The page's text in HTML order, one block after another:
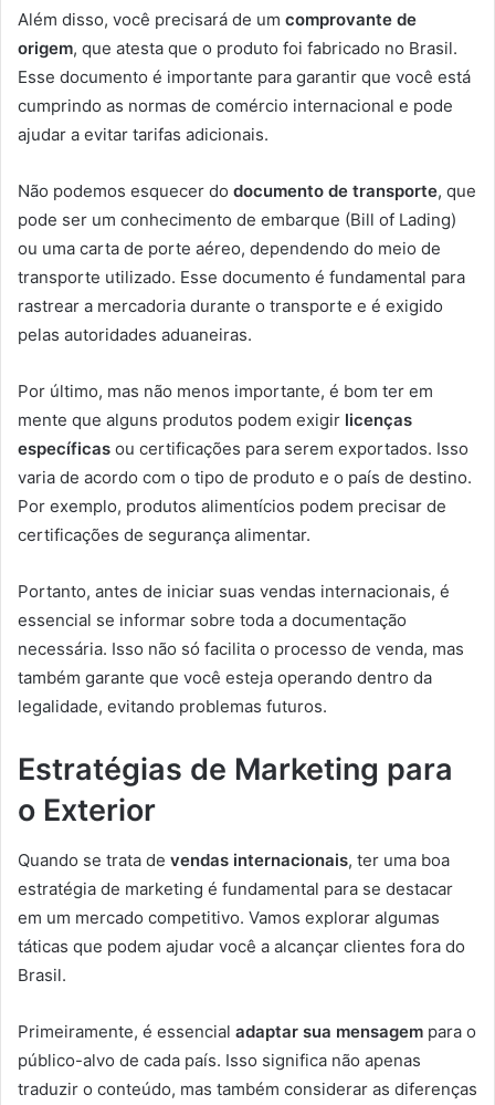
Além disso, você precisará de um comprovante de
origem, que atesta que o produto foi fabricado no Brasil.
Esse documento é importante para garantir que você está
cumprindo as normas de comércio internacional e pode
ajudar a evitar tarifas adicionais.
Não podemos esquecer do documento de transporte, que
pode ser um conhecimento de embarque (Bill of Lading)
ou uma carta de porte aéreo, dependendo do meio de
transporte utilizado. Esse documento é fundamental para
rastrear a mercadoria durante o transporte e é exigido
pelas autoridades aduaneiras.
Por último, mas não menos importante, é bom ter em
mente que alguns produtos podem exigir licenças
específicas ou certificações para serem exportados. Isso
varia de acordo com o tipo de produto e o país de destino.
Por exemplo, produtos alimentícios podem precisar de
certificações de segurança alimentar.
Portanto, antes de iniciar suas vendas internacionais, é
essencial se informar sobre toda a documentação
necessária. Isso não só facilita o processo de venda, mas
também garante que você esteja operando dentro da
legalidade, evitando problemas futuros.
Estratégias de Marketing para
o Exterior
Quando se trata de vendas internacionais, ter uma boa
estratégia de marketing é fundamental para se destacar
em um mercado competitivo. Vamos explorar algumas
táticas que podem ajudar você a alcançar clientes fora do
Brasil.
Primeiramente, é essencial adaptar sua mensagem para o
público-alvo de cada país. Isso significa não apenas
traduzir o conteúdo, mas também considerar as diferenças